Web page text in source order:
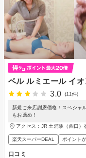
ベル ルミエール イ
3.0
(11件)
新規ご来店謝恩価格！スペシャ
もお薦め！
アクセス：JR 土浦駅（西口）
楽天スーパーDEAL ポイント
口コミ